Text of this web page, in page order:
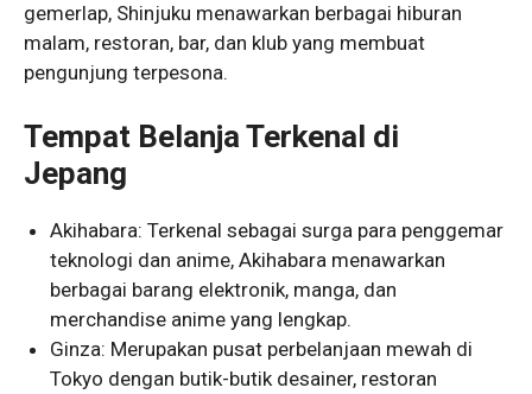
gemerlap, Shinjuku menawarkan berbagai hiburan
malam, restoran, bar, dan klub yang membuat
pengunjung terpesona.
Tempat Belanja Terkenal di
Jepang
Akihabara: Terkenal sebagai surga para penggemar
teknologi dan anime, Akihabara menawarkan
berbagai barang elektronik, manga, dan
merchandise anime yang lengkap.
Ginza: Merupakan pusat perbelanjaan mewah di
Tokyo dengan butik-butik desainer, restoran